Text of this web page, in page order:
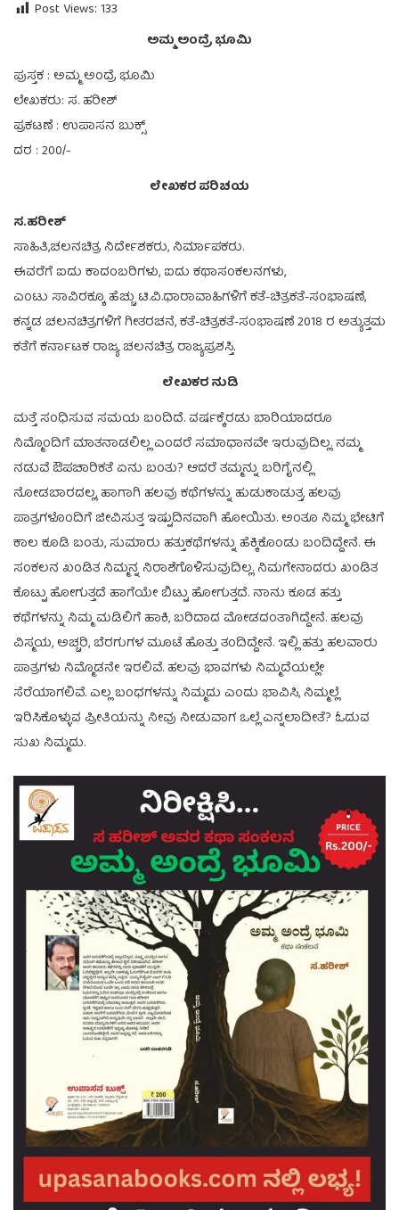
Post Views: 133
ಅಮ್ಮ ಅಂದ್ರೆ ಭೂಮಿ
ಪುಸ್ತಕ : ಅಮ್ಮ ಅಂದ್ರೆ ಭೂಮಿ
ಲೇಖಕರು: ಸ. ಹರೀಶ್
ಪ್ರಕಟಣೆ : ಉಪಾಸನ ಬುಕ್ಸ್
ದರ : 200/-
ಲೇಖಕರ ಪರಿಚಯ
ಸ.ಹರೀಶ್
ಸಾಹಿತಿ,ಚಲನಚಿತ್ರ ನಿರ್ದೇಶಕರು, ನಿರ್ಮಾಪಕರು.
ಈವರೆಗೆ ಐದು ಕಾದಂಬರಿಗಳು, ಐದು ಕಥಾಸಂಕಲನಗಳು,
ಎಂಟು ಸಾವಿರಕ್ಕೂ ಹೆಚ್ಚು ಟಿ.ವಿ.ಧಾರಾವಾಹಿಗಳಿಗೆ ಕತೆ-ಚಿತ್ರಕತೆ-ಸಂಭಾಷಣೆ,
ಕನ್ನಡ ಚಲನಚಿತ್ರಗಳಿಗೆ ಗೀತರಚನೆ, ಕತೆ-ಚಿತ್ರಕತೆ-ಸಂಭಾಷಣೆ 2018 ರ ಅತ್ಯುತ್ತಮ
ಕತೆಗೆ ಕರ್ನಾಟಕ ರಾಜ್ಯ ಚಲನಚಿತ್ರ ರಾಜ್ಯಪ್ರಶಸ್ತಿ.
ಲೇಖಕರ ನುಡಿ
ಮತ್ತೆ ಸಂಧಿಸುವ ಸಮಯ ಬಂದಿದೆ. ವರ್ಷಕ್ಕೆರಡು ಬಾರಿಯಾದರೂ
ನಿಮ್ಮೊಂದಿಗೆ ಮಾತನಾಡಲಿಲ್ಲ ಎಂದರೆ ಸಮಾಧಾನವೇ ಇರುವುದಿಲ್ಲ. ನಮ್ಮ
ನಡುವೆ ಔಪಚಾರಿಕತೆ ಏನು ಬಂತು? ಆದರೆ ತಮ್ಮನ್ನು ಬರಿಗೈನಲ್ಲಿ
ನೋಡಬಾರದಲ್ಲ, ಹಾಗಾಗಿ ಹಲವು ಕಥೆಗಳನ್ನು ಹುಡುಕಾಡುತ್ತ, ಹಲವು
ಪಾತ್ರಗಳೊಂದಿಗೆ ಜೀವಿಸುತ್ತ ಇಷ್ಟುದಿನವಾಗಿ ಹೋಯಿತು. ಅಂತೂ ನಿಮ್ಮ ಭೇಟಿಗೆ
ಕಾಲ ಕೂಡಿ ಬಂತು, ಸುಮಾರು ಹತ್ತುಕಥೆಗಳನ್ನು ಹೆಕ್ಕಿಕೊಂಡು ಬಂದಿದ್ದೇನೆ. ಈ
ಸಂಕಲನ ಖಂಡಿತ ನಿಮ್ಮನ್ನ ನಿರಾಶೆಗೊಳಿಸುವುದಿಲ್ಲ. ನಿಮಗೇನಾದರು ಖಂಡಿತ
ಕೊಟ್ಟು ಹೋಗುತ್ತದೆ ಹಾಗೆಯೇ ಬಿಟ್ಟು ಹೋಗುತ್ತದೆ. ನಾನು ಕೂಡ ಹತ್ತು
ಕಥೆಗಳನ್ನು ನಿಮ್ಮ ಮಡಿಲಿಗೆ ಹಾಕಿ, ಬರಿದಾದ ಮೋಡದಂತಾಗಿದ್ದೇನೆ. ಹಲವು
ವಿಸ್ಮಯ, ಅಚ್ಚರಿ, ಬೆರಗುಗಳ ಮೂಟೆ ಹೊತ್ತು ತಂದಿದ್ದೇನೆ. ಇಲ್ಲಿ ಹತ್ತು ಹಲವಾರು
ಪಾತ್ರಗಳು ನಿಮ್ಮೊಡನೇ ಇರಲಿವೆ. ಹಲವು ಭಾವಗಳು ನಿಮ್ಮದೆಯಲ್ಲೇ
ಸೆರೆಯಾಗಲಿವೆ. ಎಲ್ಲ ಬಂಧಗಳನ್ನು ನಿಮ್ಮದು ಎಂದು ಭಾವಿಸಿ, ನಿಮ್ಮಲ್ಲೆ
ಇರಿಸಿಕೊಳ್ಳುವ ಪ್ರೀತಿಯನ್ನು ನೀವು ನೀಡುವಾಗ ಒಲ್ಲೆ ಎನ್ನಲಾದೀತೆ? ಓದುವ
ಸುಖ ನಿಮ್ಮದು.